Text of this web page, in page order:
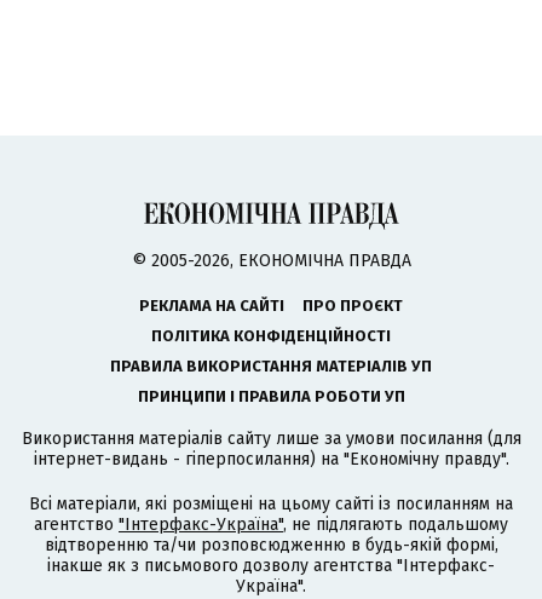
© 2005-2026, ЕКОНОМІЧНА ПРАВДА
РЕКЛАМА НА САЙТІ
ПРО ПРОЄКТ
ПОЛІТИКА КОНФІДЕНЦІЙНОСТІ
ПРАВИЛА ВИКОРИСТАННЯ МАТЕРІАЛІВ УП
ПРИНЦИПИ І ПРАВИЛА РОБОТИ УП
Використання матеріалів сайту лише за умови посилання (для
інтернет-видань - гіперпосилання) на "Економічну правду".
Всі матеріали, які розміщені на цьому сайті із посиланням на
агентство "Інтерфакс-Україна", не підлягають подальшому
відтворенню та/чи розповсюдженню в будь-якій формі,
інакше як з письмового дозволу агентства "Інтерфакс-
Україна".